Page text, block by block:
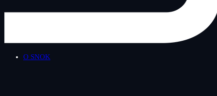
O SNOK